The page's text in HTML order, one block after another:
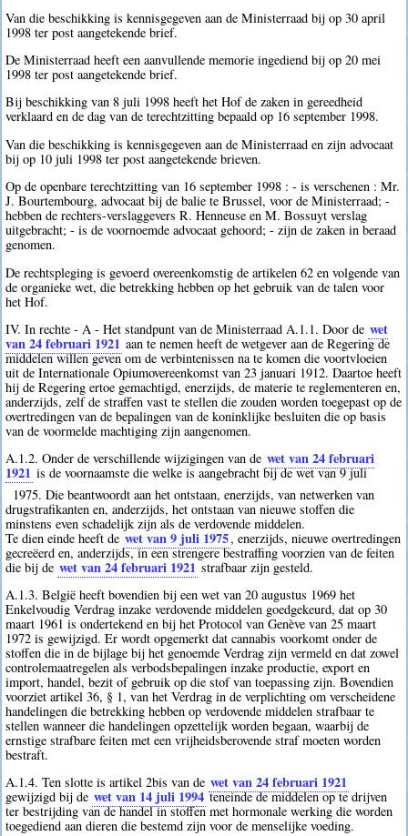
Van die beschikking is kennisgegeven aan de Ministerraad bij op 30 april
1998 ter post aangetekende brief.
De Ministerraad heeft een aanvullende memorie ingediend bij op 20 mei
1998 ter post aangetekende brief.
Bij beschikking van 8 juli 1998 heeft het Hof de zaken in gereedheid
verklaard en de dag van de terechtzitting bepaald op 16 september 1998.
Van die beschikking is kennisgegeven aan de Ministerraad en zijn advocaat
bij op 10 juli 1998 ter post aangetekende brieven.
Op de openbare terechtzitting van 16 september 1998 : - is verschenen : Mr.
J. Bourtembourg, advocaat bij de balie te Brussel, voor de Ministerraad; -
hebben de rechters-verslaggevers R. Henneuse en M. Bossuyt verslag
uitgebracht; - is de voornoemde advocaat gehoord; - zijn de zaken in beraad
genomen.
De rechtspleging is gevoerd overeenkomstig de artikelen 62 en volgende van
de organieke wet, die betrekking hebben op het gebruik van de talen voor
het Hof.
IV. In rechte - A - Het standpunt van de Ministerraad A.1.1. Door de wet
van 24 februari 1921 aan te nemen heeft de wetgever aan de Regering de
middelen willen geven om de verbintenissen na te komen die voortvloeien
uit de Internationale Opiumovereenkomst van 23 januari 1912. Daartoe heeft
hij de Regering ertoe gemachtigd, enerzijds, de materie te reglementeren en,
anderzijds, zelf de straffen vast te stellen die zouden worden toegepast op de
overtredingen van de bepalingen van de koninklijke besluiten die op basis
van de voormelde machtiging zijn aangenomen.
A.1.2. Onder de verschillende wijzigingen van de wet van 24 februari
1921 is de voornaamste die welke is aangebracht bij de wet van 9 juli
1975. Die beantwoordt aan het ontstaan, enerzijds, van netwerken van
drugstrafikanten en, anderzijds, het ontstaan van nieuwe stoffen die
minstens even schadelijk zijn als de verdovende middelen.
Te dien einde heeft de wet van 9 juli 1975, enerzijds, nieuwe overtredingen
gecreëerd en, anderzijds, in een strengere bestraffing voorzien van de feiten
die bij de wet van 24 februari 1921 strafbaar zijn gesteld.
A.1.3. België heeft bovendien bij een wet van 20 augustus 1969 het
Enkelvoudig Verdrag inzake verdovende middelen goedgekeurd, dat op 30
maart 1961 is ondertekend en bij het Protocol van Genève van 25 maart
1972 is gewijzigd. Er wordt opgemerkt dat cannabis voorkomt onder de
stoffen die in de bijlage bij het genoemde Verdrag zijn vermeld en dat zowel
controlemaatregelen als verbodsbepalingen inzake productie, export en
import, handel, bezit of gebruik op die stof van toepassing zijn. Bovendien
voorziet artikel 36, § 1, van het Verdrag in de verplichting om verscheidene
handelingen die betrekking hebben op verdovende middelen strafbaar te
stellen wanneer die handelingen opzettelijk worden begaan, waarbij de
ernstige strafbare feiten met een vrijheidsberovende straf moeten worden
bestraft.
A.1.4. Ten slotte is artikel 2bis van de wet van 24 februari 1921
gewijzigd bij de wet van 14 juli 1994 teneinde de middelen op te drijven
ter bestrijding van de handel in stoffen met hormonale werking die worden
toegediend aan dieren die bestemd zijn voor de menselijke voeding.